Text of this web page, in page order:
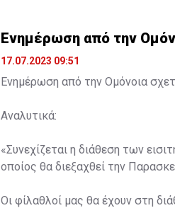
Ενημέρωση από την
17.07.2023 09:51
Ενημέρωση από την Ομόνοια
Αναλυτικά:
«Συνεχίζεται η διάθεση των
οποίος θα διεξαχθεί την
Οι φίλαθλοί μας θα έχουν στη